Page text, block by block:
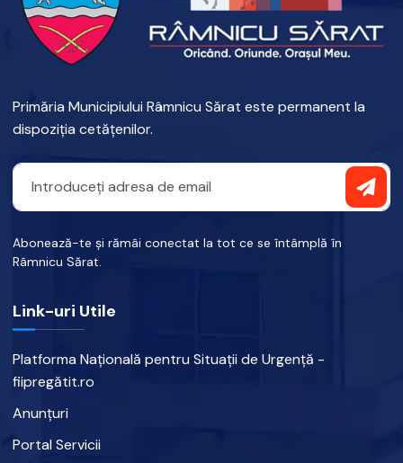
Primăria Municipiului Râmnicu Sărat este permanent la
dispoziția cetățenilor.
Abonează-te și rămâi conectat la tot ce se întâmplă în
Râmnicu Sărat.
Link-uri Utile
Platforma Națională pentru Situații de Urgență -
fiipregătit.ro
Anunțuri
Portal Servicii